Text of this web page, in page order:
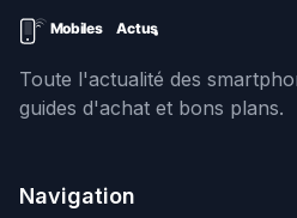
Toute l'actualité des
guides d'achat et bons plans.
Navigation